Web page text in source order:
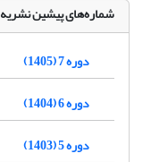
شماره‌های پیشین نشریه
دوره 7 (1405)
دوره 6 (1404)
دوره 5 (1403)